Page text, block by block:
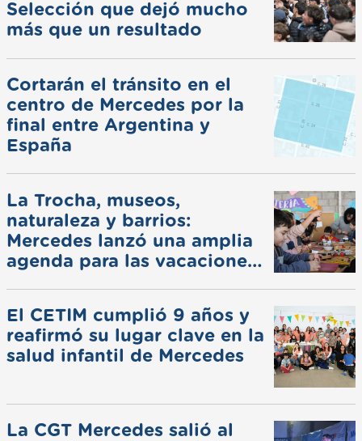
Selección que dejó mucho
más que un resultado
Cortarán el tránsito en el
centro de Mercedes por la
final entre Argentina y
España
La Trocha, museos,
naturaleza y barrios:
Mercedes lanzó una amplia
agenda para las vacaciones
El CETIM cumplió 9 años y
reafirmó su lugar clave en la
salud infantil de Mercedes
La CGT Mercedes salió al